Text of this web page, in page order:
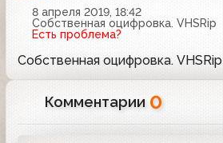
8 апреля 2019, 18:42
Собственная оцифровка. VHSRip
Есть проблема?
Собственная оцифровка. VHSRip
Комментарии 0